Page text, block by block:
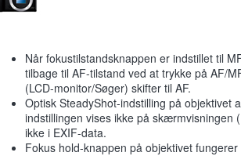
Når fokustilstandsknappen er indstillet til
tilbage til AF-tilstand ved at trykke på AF/
(LCD-monitor/Søger) skifter til AF.
Optisk SteadyShot-indstilling på objektivet
indstillingen vises ikke på
ikke i EXIF-data.
Fokus hold-knappen på objektivet fungerer